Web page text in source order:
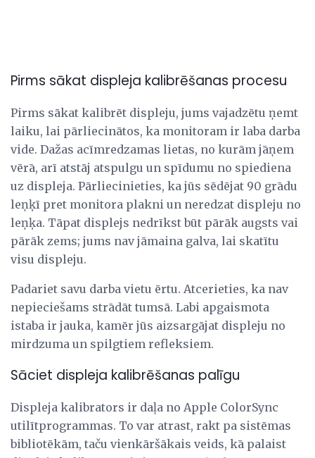
Pirms sākat displeja kalibrēšanas procesu
Pirms sākat kalibrēt displeju, jums vajadzētu ņemt
laiku, lai pārliecinātos, ka monitoram ir laba darba
vide. Dažas acīmredzamas lietas, no kurām jāņem
vērā, arī atstāj atspulgu un spīdumu no spiediena
uz displeja. Pārliecinieties, ka jūs sēdējat 90 grādu
leņķī pret monitora plakni un neredzat displeju no
leņķa. Tāpat displejs nedrīkst būt pārāk augsts vai
pārāk zems; jums nav jāmaina galva, lai skatītu
visu displeju.
Padariet savu darba vietu ērtu. Atcerieties, ka nav
nepieciešams strādāt tumsā. Labi apgaismota
istaba ir jauka, kamēr jūs aizsargājat displeju no
mirdzuma un spilgtiem refleksiem.
Sāciet displeja kalibrēšanas palīgu
Displeja kalibrators ir daļa no Apple ColorSync
utilītprogrammas. To var atrast, rakt pa sistēmas
bibliotēkām, taču vienkāršākais veids, kā palaist